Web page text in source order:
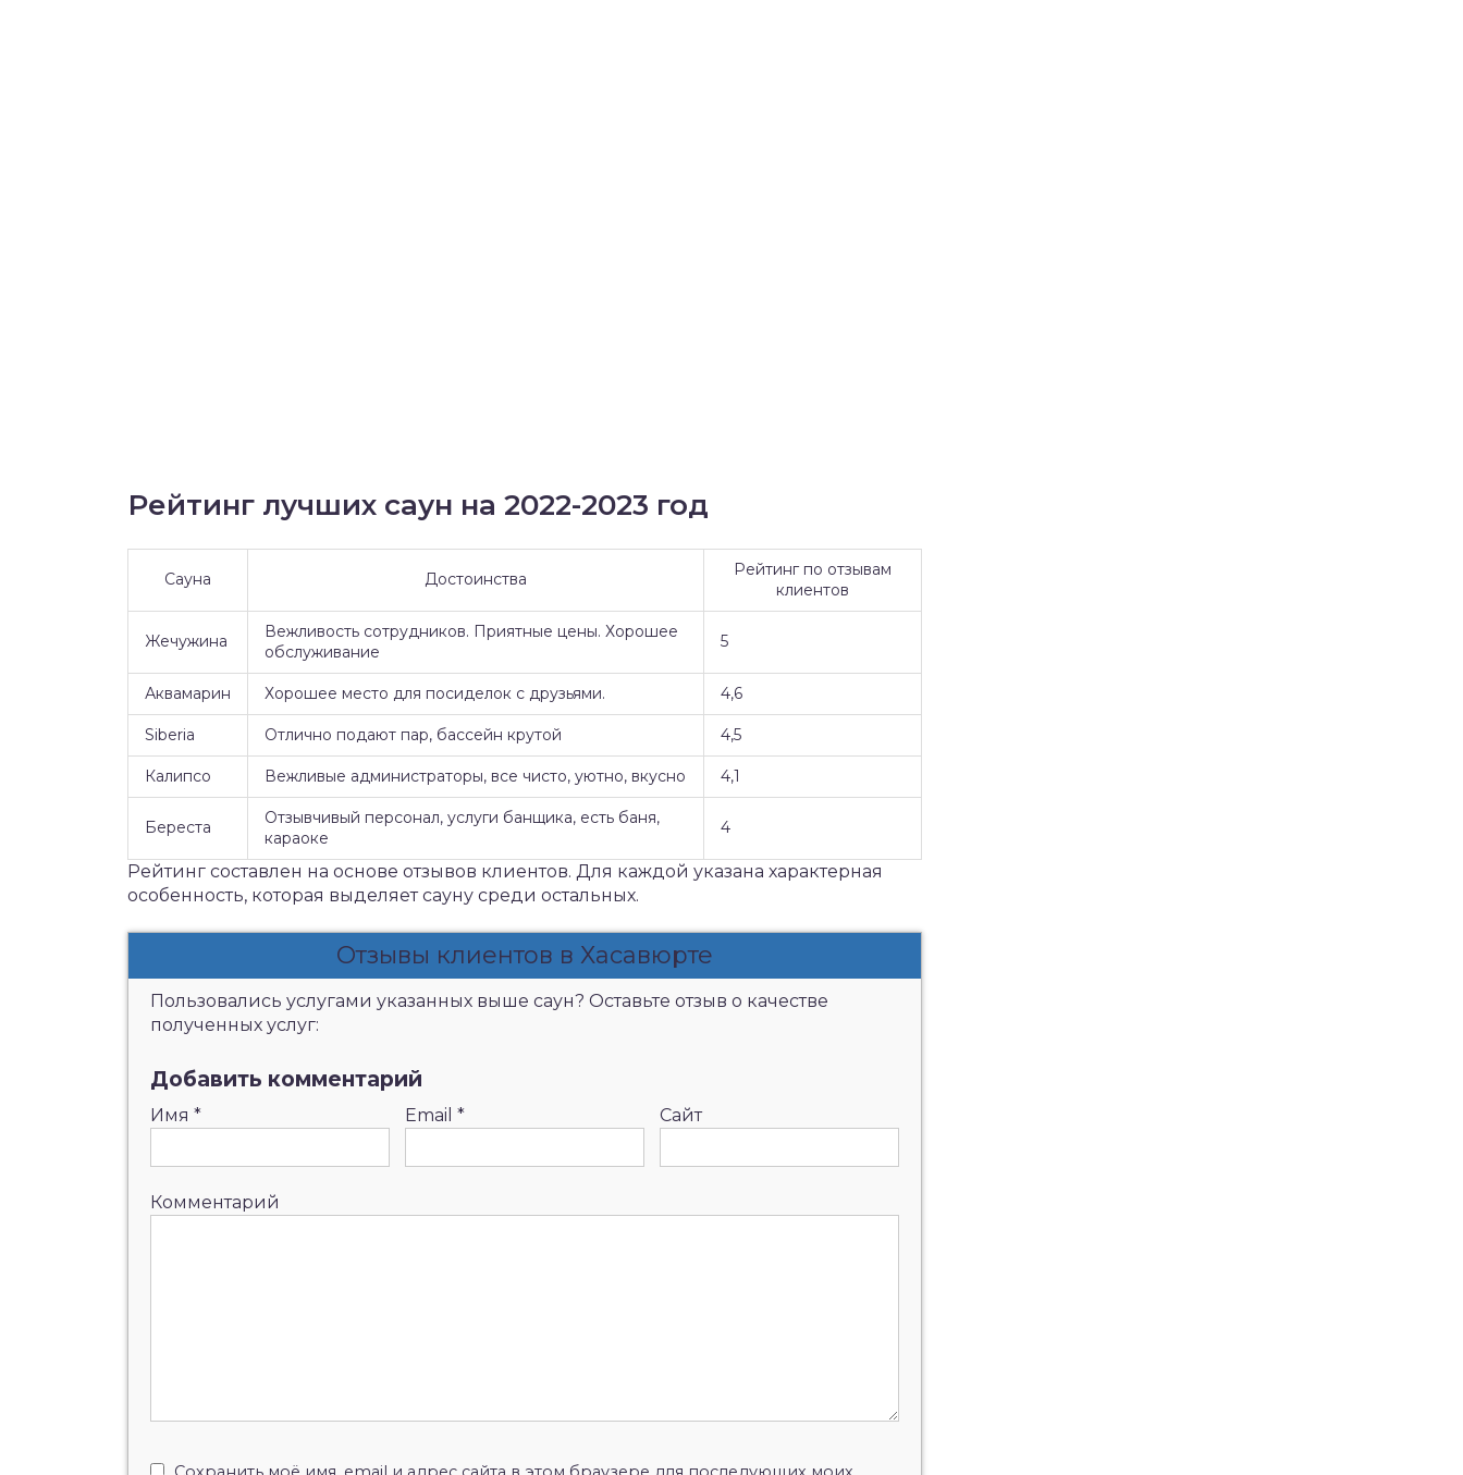
Рейтинг лучших саун на 2022-2023 год
Сауна Достоинства
Рейтинг по отзывам
клиентов
Жечужина
Вежливость сотрудников. Приятные цены. Хорошее
обслуживание
5
Аквамарин Хорошее место для посиделок с друзьями. 4,6
Siberia Отлично подают пар, бассейн крутой 4,5
Калипсо Вежливые администраторы, все чисто, уютно, вкусно 4,1
Береста
Отзывчивый персонал, услуги банщика, есть баня,
караоке
4
Рейтинг составлен на основе отзывов клиентов. Для каждой указана характерная
особенность, которая выделяет сауну среди остальных.
Отзывы клиентов в Хасавюрте
Пользовались услугами указанных выше саун? Оставьте отзыв о качестве
полученных услуг:
Добавить комментарий
Имя * Email * Сайт
Комментарий